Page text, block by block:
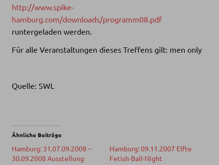
http://www.spike-
hamburg.com/downloads/programm08.pdf
runtergeladen werden.
Für alle Veranstaltungen dieses Treffens gilt: men only
Quelle: SWL
Ähnliche Beiträge
Hamburg: 31.07.09.2008 –
30.09.2008 Ausstellung
Hamburg: 09.11.2007 Elfte
Fetish-Ball-Night